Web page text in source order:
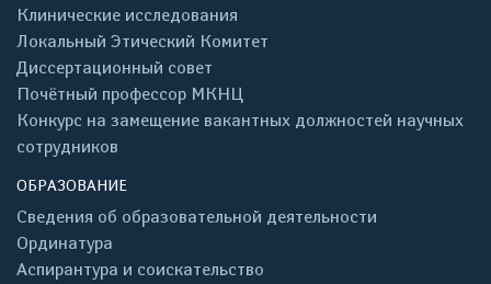
Клинические исследования
Локальный Этический Комитет
Диссертационный совет
Почётный профессор МКНЦ
Конкурс на замещение вакантных должностей научных
сотрудников
ОБРАЗОВАНИЕ
Сведения об образовательной деятельности
Ординатура
Аспирантура и соискательство